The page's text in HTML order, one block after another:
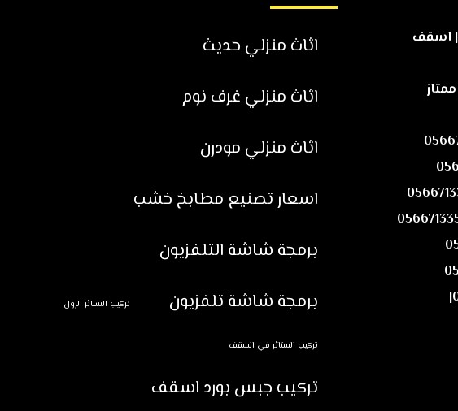
تركيب فورسيلنج في دبي |0566713352| اسقف
اثاث منزلي حديث
اثاث منزلي غرف نوم
اثاث منزلي مودرن
اسعار تصنيع مطابخ خشب
برمجة شاشة التلفزيون
برمجة شاشة تلفزيون
تركيب الستائر الرول
تركيب الستائر في السقف
تركيب جبس بورد اسقف